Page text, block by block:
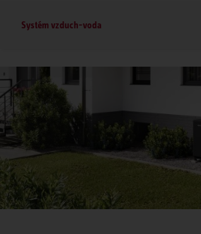
Systém vzduch-voda